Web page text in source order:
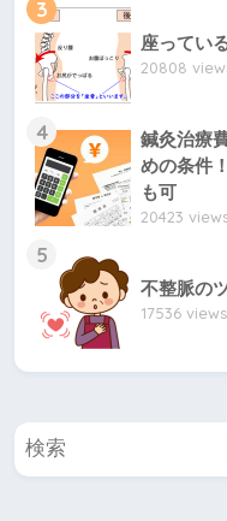
3
座ってい
20808
4
鍼灸治療
めの条件
も可
20423
5
不整脈の
17536 views